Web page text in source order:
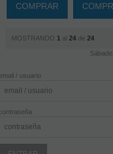
COMPRAR
MOSTRANDO 1 al 24de 24
/ usuario